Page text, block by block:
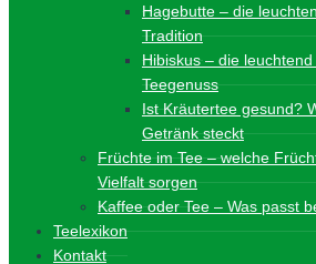
Hagebutte – die
Tradition
Hibiskus – die
Teegenuss
Ist Kräutertee gesund?
Getränk steckt
Früchte im Tee – welche
Vielfalt sorgen
Kaffee oder Tee – Was passt
Teelexikon
Kontakt